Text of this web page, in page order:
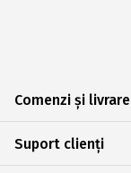
Comenzi și livrare
Suport clienți